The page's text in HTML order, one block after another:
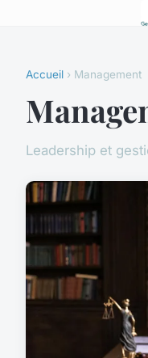
Accueil › Management
Leadership et